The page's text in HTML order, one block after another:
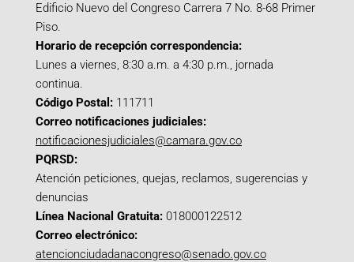
Edificio Nuevo del Congreso Carrera 7 No. 8-68 Primer
Piso.
Horario de recepción correspondencia:
Lunes a viernes, 8:30 a.m. a 4:30 p.m., jornada
continua.
Código Postal: 111711
Correo notificaciones judiciales:
notificacionesjudiciales@camara.gov.co
PQRSD:
Atención peticiones, quejas, reclamos, sugerencias y
denuncias
Línea Nacional Gratuita: 018000122512
Correo electrónico:
atencionciudadanacongreso@senado.gov.co